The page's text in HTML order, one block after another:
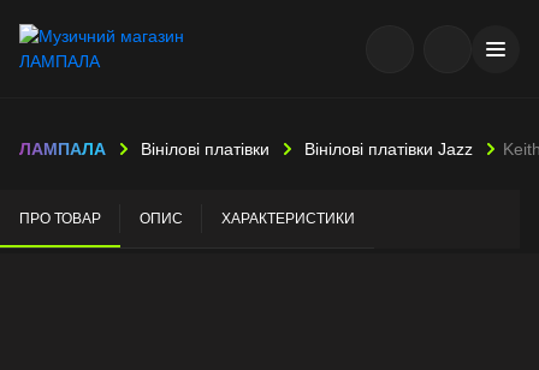
ЛАМПАЛА Вінілові платівки Вінілові платівки Jazz
ПРО ТОВАР ОПИС ХАРАКТЕРИСТИКИ